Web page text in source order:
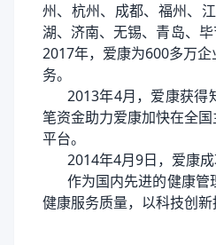
州、杭州、成都、福州、
湖、济南、无锡、青岛、
2017年，爱康为600多万
务。
2013年4月，爱康获得
笔资金助力爱康加快在全
平台。
2014年4月9日，爱康
作为国内先进的健康
健康服务质量，以科技创